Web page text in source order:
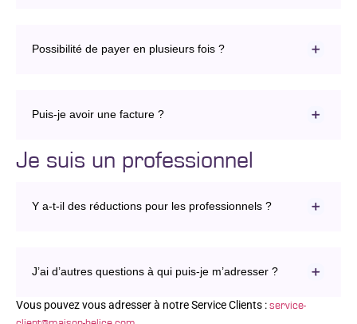
Possibilité de payer en plusieurs fois ?
Puis-je avoir une facture ?
Je suis un professionnel
Y a-t-il des réductions pour les professionnels ?
J’ai d’autres questions à qui puis-je m’adresser ?
Vous pouvez vous adresser à notre Service Clients : service-